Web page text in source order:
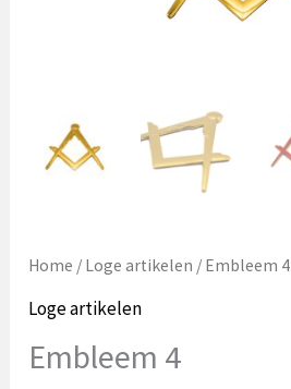
Home / Loge artikelen / Embleem 4
Loge artikelen
Embleem 4